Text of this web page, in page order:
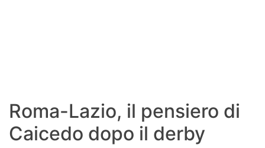
Roma-Lazio, il pensiero di
Caicedo dopo il derby